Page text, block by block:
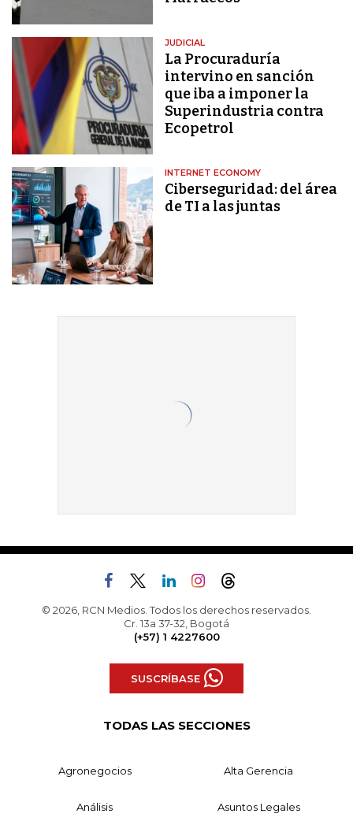
JUDICIAL
La Procuraduría
intervino en sanción
que iba a imponer la
Superindustria contra
Ecopetrol
INTERNET ECONOMY
Ciberseguridad: del área
de TI a las juntas
© 2026, RCN Medios. Todos los derechos reservados.
Cr. 13a 37-32, Bogotá
(+57) 1 4227600
SUSCRÍBASE
TODAS LAS SECCIONES
Agronegocios Alta Gerencia
Análisis Asuntos Legales